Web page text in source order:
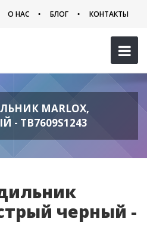
О НАС БЛОГ КОНТАКТЫ
MARLOX,
TB7609S1243
черный -